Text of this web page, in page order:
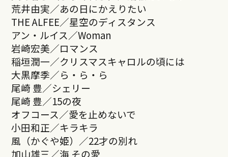
荒井由実／あの日にかえりたい
THE ALFEE／星空のディスタンス
アン・ルイス／Woman
岩崎宏美／ロマンス
稲垣潤一／クリスマスキャロルの頃には
大黒摩季／ら・ら・ら
尾崎 豊／シェリー
尾崎 豊／15の夜
オフコース／愛を止めないで
小田和正／キラキラ
風（かぐや姫）／22才の別れ
加山雄三／海 その愛